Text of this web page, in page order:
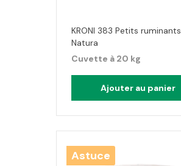
KRONI 383 Petits ruminants
Natura
Cuvette à 20 kg
Ajouter au panier
Astuce